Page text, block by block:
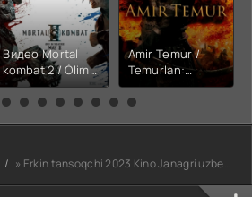
Видео Mortal
kombat 2 / Ólim
jangi 2 (2026)
Uzbek tilida
Amir Temur /
Temurlan:
Fathchining
yuksalishi
tarjima kino Full
HD tas-ix
» Erkin tansoqchi 2023 Kino Janagri uzbek tilida tarjima kino HD Skachat